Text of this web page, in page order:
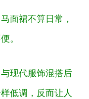
面裙不算日常，
。
现代服饰混搭后
低调，反而让人